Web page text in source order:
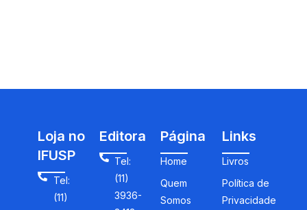
Loja no
IFUSP
Tel:
(11)
Editora
Tel:
(11)
3936-
Página
Home
Quem
Somos
Links
Livros
Política de
Privacidade